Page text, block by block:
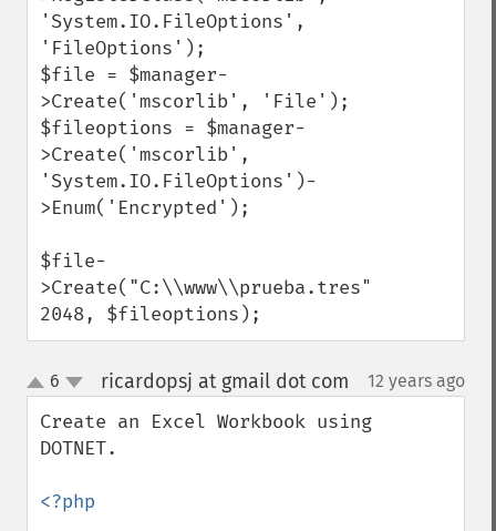
'System.IO.FileOptions',
'FileOptions');
$file = $manager-
>Create('mscorlib', 'File');
$fileoptions = $manager-
>Create('mscorlib',
'System.IO.FileOptions')-
>Enum('Encrypted');
$file-
>Create("C:\\www\\prueba.tres",
2048, $fileoptions);
up
down
6 ricardopsj at gmail dot com 12 years ago
Create an Excel Workbook using
DOTNET.
<?php